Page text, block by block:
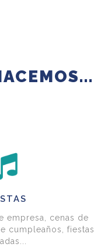
empresa, cenas de
cumpleaños, fiestas